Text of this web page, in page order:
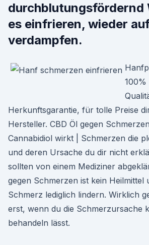
durchblutungsfördernd
es einfrieren, wieder
verdampfen.
Herkunftsgarantie, für tolle Preise
Hersteller. CBD Öl gegen
Cannabidiol wirkt | Schmerzen die
und deren Ursache du dir nicht
sollten von einem Mediziner
gegen Schmerzen ist kein Heilmittel
Schmerz lediglich lindern. Wirklich
erst, wenn du die Schmerzursache
behandeln lässt.